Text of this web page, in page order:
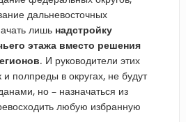
дальневосточных
лишь надстройку
этажа вместо решения
. И руководители этих
и полпреды в округах, не будут
но – назначаться из
любую избранную